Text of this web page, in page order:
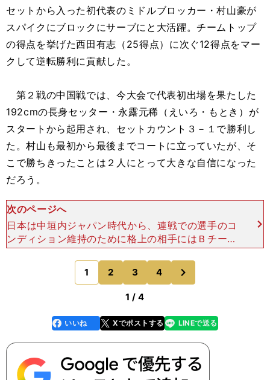
セットから入った初代表のミドルブロッカー・村山豪が
スパイクにブロックにサーブにと大活躍。チームトップ
の得点を挙げた西田有志（25得点）に次ぐ12得点をマー
クして逆転勝利に貢献した。
第２戦の中国戦では、今大会で代表初出場を果たした
192cmの長身セッター・永露元稀（えいろ・もとき）が
スタートから起用され、セットカウント３－１で勝利し
た。村山も最初から最後までコートに立っていたが、そ
こで勝ちきったことは２人にとって大きな自信になった
だろう。
次のページへ
日本は中垣内ジャパン時代から、連戦での選手のコ
ンディション維持のために格上の相手にはＢチーム
を、同格、もしくは格下の相手にはＡチームで戦う
傾向があった。しかし今大会では、やや変則的に運
用されている。
1 2 3 4
のページへ
1 / 4
faceboo
k
いいね Xでポストする
line LINEで送る